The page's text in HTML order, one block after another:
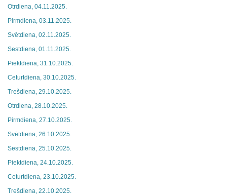
Otrdiena, 04.11.2025.
Pirmdiena, 03.11.2025.
Svētdiena, 02.11.2025.
Sestdiena, 01.11.2025.
Piektdiena, 31.10.2025.
Ceturtdiena, 30.10.2025.
Trešdiena, 29.10.2025.
Otrdiena, 28.10.2025.
Pirmdiena, 27.10.2025.
Svētdiena, 26.10.2025.
Sestdiena, 25.10.2025.
Piektdiena, 24.10.2025.
Ceturtdiena, 23.10.2025.
Trešdiena, 22.10.2025.